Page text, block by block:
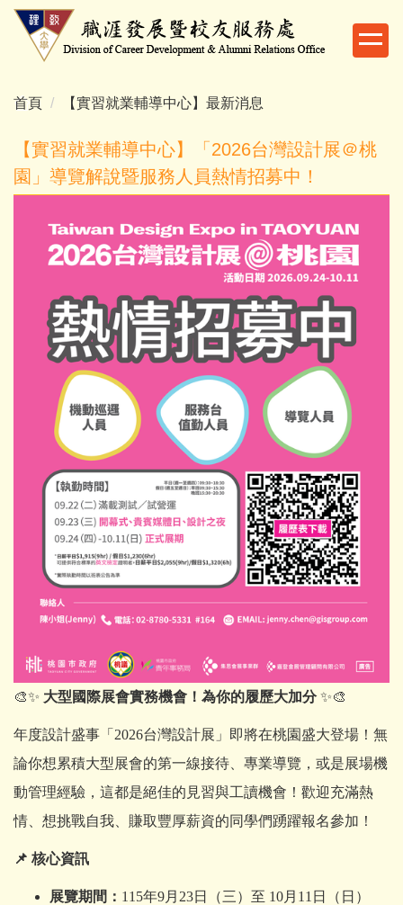
跳
內
首頁 【實習就業輔導中心】最新消息
【實習就業輔導中心】「2026台灣設計展＠桃
園」導覽解說暨服務人員熱情招募中！
🎨✨ 大型國際展會實務機會！為你的履歷大加分 ✨🎨
年度設計盛事「2026台灣設計展」即將在桃園盛大登場！無
論你想累積大型展會的第一線接待、專業導覽，或是展場機
動管理經驗，這都是絕佳的見習與工讀機會！歡迎充滿熱
情、想挑戰自我、賺取豐厚薪資的同學們踴躍報名參加！
📌 核心資訊
展覽期間： 115年9月23日（三）至 10月11日（日）